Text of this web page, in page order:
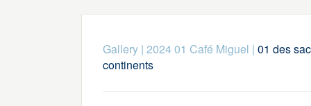
Gallery| 2024 01 Café Miguel | 01 des
continents